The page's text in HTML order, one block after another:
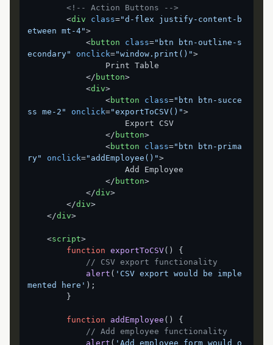
<!-- Action Buttons -->
<div class="d-flex justify-content-b
etween mt-4">
<button class="btn btn-outline-s
econdary"
onclick="window.print()">
</ button>
<div>
<button class="btn btn-succe
ss me-2"
onclick="exportToCSV()">
</ button>
<button class="btn btn-prima
ry"
onclick="addEmployee()">
</ button>
</div>
</div>
</div>
<script>
function exportToCSV( ) {
// CSV export functionality
alert ( 'CSV export would be imple
mented here' );
function addEmployee ( ) {
// Add employee functionality
alert ( 'Add employee form would o